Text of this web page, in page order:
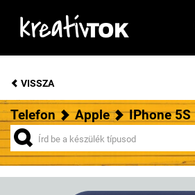
VISSZA
Telefon Apple IPhone 5S